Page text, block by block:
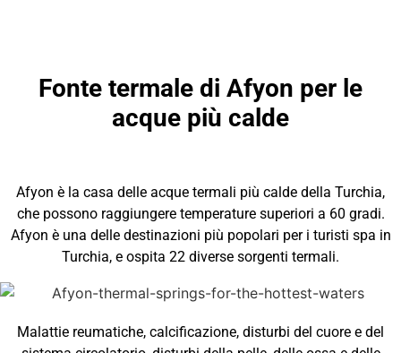
Fonte termale di Afyon per le
acque più calde
Afyon è la casa delle acque termali più calde della Turchia,
che possono raggiungere temperature superiori a 60 gradi.
Afyon è una delle destinazioni più popolari per i turisti spa in
Turchia, e ospita 22 diverse sorgenti termali.
Malattie reumatiche, calcificazione, disturbi del cuore e del